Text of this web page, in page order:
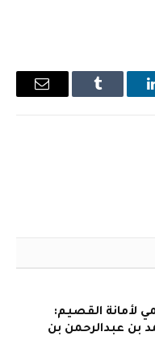
لينكدإن Tumblr
البريد
لأمانة القصيم:
بن عبدالرحمن بن